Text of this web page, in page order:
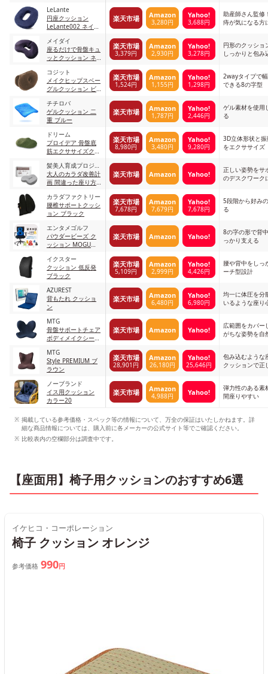
LeLante
円座クッション
LeLante002 ネイビ
楽天市場 Amazon
3,280円
Yahoo!
3,688円
助産師さん監修
痔が気になる方
メイダイ
座るだけで骨盤キュ
ッとクッション ネ
楽天市場
3,379円
Amazon
2,930円
Yahoo!
3,278円
円形のクッショ
しっかりと包み
コジット
メイクヒップスベー
グルクッション ビ
楽天市場
1,524円
Amazon
1,155円
Yahoo!
1,298円
2wayタイプで
できる8の字型
チチロバ
ゲルクッション 二
重 ブルー
楽天市場 Amazon
1,787円
Yahoo!
2,446円
ゲル素材を使用
る
ドリーム
プロイデア 骨盤底
筋エクササイズクッ
楽天市場
8,980円
Amazon
3,480円
Yahoo!
9,280円
3D立体形状と
をエクササイズ
髪美人育成プロジェ
クト
大人のカラダ改善計
画 間違った座り方
ッション
楽天市場 Amazon Yahoo!
正しい姿勢をサ
のデスクワーク
カラダファクトリー
腰椎サポートクッシ
ョン ブラック
楽天市場
7,678円
Amazon
7,679円
Yahoo!
7,678円
5段階から好み
る
エンタメゴルフ
パウダービーズ ク
ッション MOGU
ー）
楽天市場 Amazon Yahoo!
8の字の形で背
っかり支える
イクスター
クッション 低反発
ブラック
楽天市場
5,109円
Amazon
2,999円
Yahoo!
4,426円
腰や背中をしっ
ーチ型設計
AZUREST
背もたれ クッショ
ン
楽天市場 Amazon
6,480円
Yahoo!
6,980円
均一に体圧を分
いるような座り
MTG
骨盤サポートチェア
ボディメイクシート
Amazon.co.jp限定
ネイビー
楽天市場 Amazon Yahoo!
広範囲をカバー
がちな姿勢を自
MTG
Style PREMIUM ブ
ラウン
楽天市場
28,901円
Amazon
26,180円
Yahoo!
25,646円
包み込むような
クッションで正
ノーブランド
イス用クッション
カラー20
楽天市場 Amazon
4,988円 Yahoo!
弾力性のある素
間座りやすい
掲載している参考価格・スペック等の情報について、万全の保証はいたしかねます。詳
細な商品情報については、購入前に各メーカーの公式サイト等でご確認ください。
比較表内の空欄部分は調査中です。
【座面用】椅子用クッションのおすすめ6選
イケヒコ・コーポレーション
椅子 クッション オレンジ
参考価格 990円